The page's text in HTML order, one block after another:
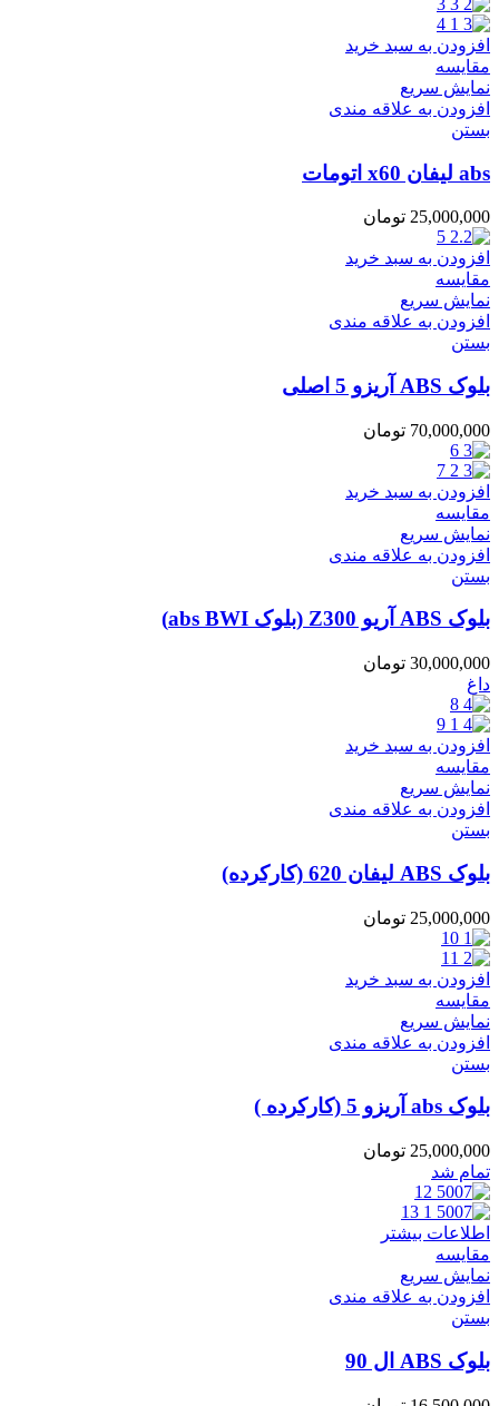
افزودن به سبد خرید
مقایسه
نمایش سریع
افزودن به علاقه مندی
بستن
abs لیفان x60 اتومات
25,000,000 تومان
افزودن به سبد خرید
مقایسه
نمایش سریع
افزودن به علاقه مندی
بستن
بلوک ABS آریزو 5 اصلی
70,000,000 تومان
افزودن به سبد خرید
مقایسه
نمایش سریع
افزودن به علاقه مندی
بستن
بلوک ABS آریو Z300 (بلوک abs BWI)
30,000,000 تومان
داغ
افزودن به سبد خرید
مقایسه
نمایش سریع
افزودن به علاقه مندی
بستن
بلوک ABS لیفان 620 (کارکرده)
25,000,000 تومان
افزودن به سبد خرید
مقایسه
نمایش سریع
افزودن به علاقه مندی
بستن
بلوک abs آریزو 5 (کارکرده )
25,000,000 تومان
تمام شد
اطلاعات بیشتر
مقایسه
نمایش سریع
افزودن به علاقه مندی
بستن
بلوک ABS ال 90